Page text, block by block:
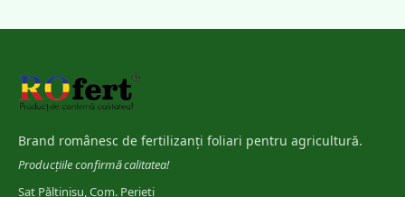
[5] INCDA Fundulea
[6] Marschner, H.
Brand românesc de fertilizanți foliari pentru agricultură.
Producțiile confirmă calitatea!
Sat Păltinișu, Com. Perieți